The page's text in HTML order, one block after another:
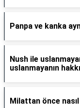
Panpa ve kanka
Nush ile
uslanmayanın
Milattan önce nasıl